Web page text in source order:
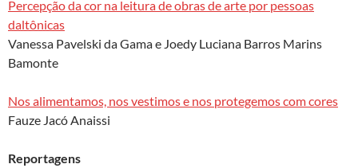
Percepção da cor na leitura de obras de arte por pessoas
daltônicas
Vanessa Pavelski da Gama e Joedy Luciana Barros Marins
Bamonte
Nos alimentamos, nos vestimos e nos protegemos com cores
Fauze Jacó Anaissi
Reportagens